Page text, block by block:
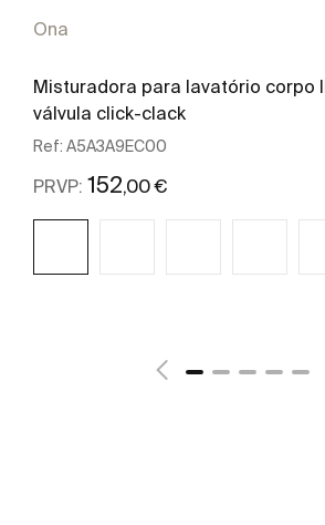
Ona
Misturadora para lavatório corpo
válvula click-clack
Ref: A5A3A9EC00
PRVP: 152,00 €